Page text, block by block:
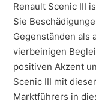
Renault Scenic III
Sie
Gegenständen als
vierbeinigen
positiven Akzent
Scenic III mit
Marktführers in